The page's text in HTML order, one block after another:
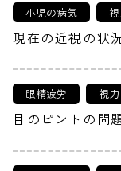
小児の病気
現在の近視の状
眼精疲労 視
目のピントの問